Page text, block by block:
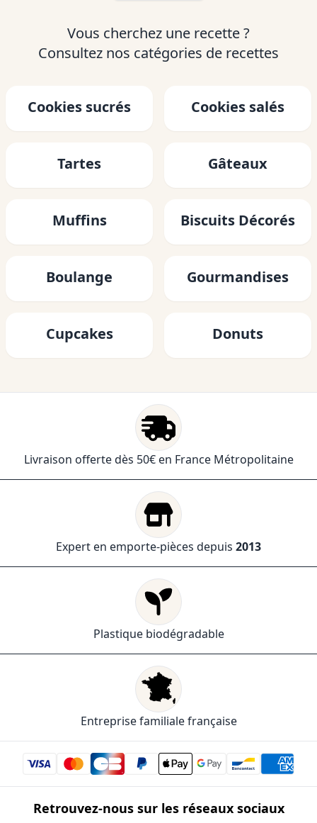
Vous cherchez une recette ?
Consultez nos catégories de recettes
Cookies sucrés Cookies salés
Tartes Gâteaux
Muffins Biscuits Décorés
Boulange Gourmandises
Cupcakes Donuts
Livraison offerte dès 50€ en France Métropolitaine
Expert en emporte-pièces depuis 2013
Plastique biodégradable
Entreprise familiale française
Retrouvez-nous sur les réseaux sociaux